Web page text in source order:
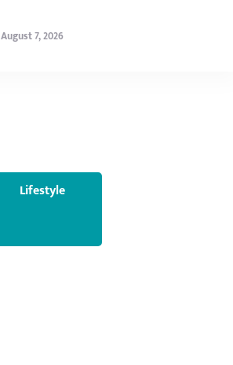
August 7, 2026
Lifestyle